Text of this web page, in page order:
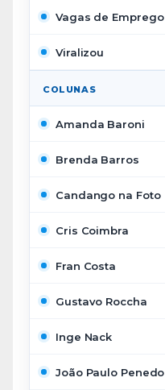
Vagas de Emprego
Viralizou
COLUNAS
Amanda Baroni
Brenda Barros
Candango na Foto
Cris Coimbra
Fran Costa
Gustavo Roccha
Inge Nack
João Paulo Penedo